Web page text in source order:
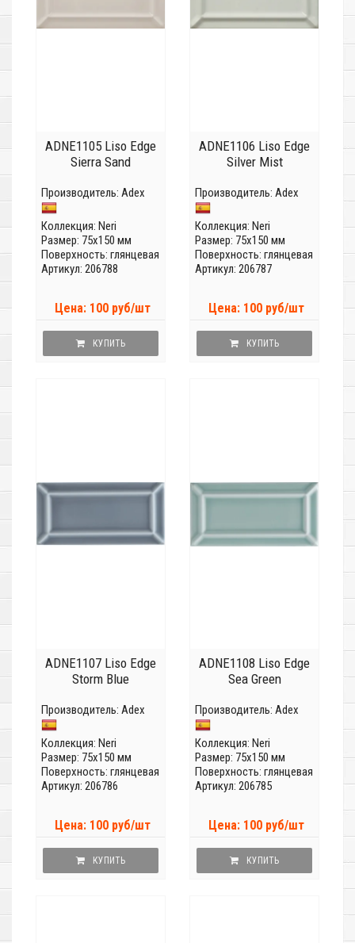
ADNE1105 Liso Edge
Sierra Sand
Производитель: Adex
Коллекция: Neri
Размер: 75x150 мм
Поверхность: глянцевая
Артикул: 206788
Цена: 100 руб/шт
КУПИТЬ
ADNE1106 Liso Edge
Silver Mist
Производитель: Adex
Коллекция: Neri
Размер: 75x150 мм
Поверхность: глянцевая
Артикул: 206787
Цена: 100 руб/шт
КУПИТЬ
ADNE1107 Liso Edge
Storm Blue
Производитель: Adex
Коллекция: Neri
Размер: 75x150 мм
Поверхность: глянцевая
Артикул: 206786
Цена: 100 руб/шт
КУПИТЬ
ADNE1108 Liso Edge
Sea Green
Производитель: Adex
Коллекция: Neri
Размер: 75x150 мм
Поверхность: глянцевая
Артикул: 206785
Цена: 100 руб/шт
КУПИТЬ